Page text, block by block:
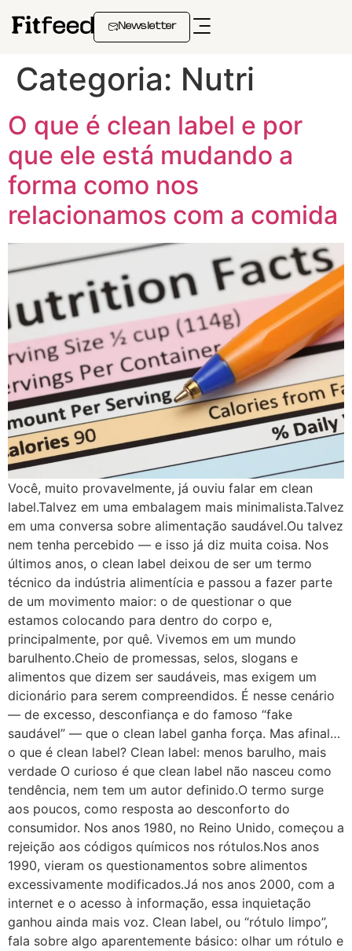
Newsletter
Categoria: Nutri
O que é clean label e por
que ele está mudando a
forma como nos
relacionamos com a comida
Você, muito provavelmente, já ouviu falar em clean
label.Talvez em uma embalagem mais minimalista.Talvez
em uma conversa sobre alimentação saudável.Ou talvez
nem tenha percebido — e isso já diz muita coisa. Nos
últimos anos, o clean label deixou de ser um termo
técnico da indústria alimentícia e passou a fazer parte
de um movimento maior: o de questionar o que
estamos colocando para dentro do corpo e,
principalmente, por quê. Vivemos em um mundo
barulhento.Cheio de promessas, selos, slogans e
alimentos que dizem ser saudáveis, mas exigem um
dicionário para serem compreendidos. É nesse cenário
— de excesso, desconfiança e do famoso “fake
saudável” — que o clean label ganha força. Mas afinal…
o que é clean label? Clean label: menos barulho, mais
verdade O curioso é que clean label não nasceu como
tendência, nem tem um autor definido.O termo surge
aos poucos, como resposta ao desconforto do
consumidor. Nos anos 1980, no Reino Unido, começou a
rejeição aos códigos químicos nos rótulos.Nos anos
1990, vieram os questionamentos sobre alimentos
excessivamente modificados.Já nos anos 2000, com a
internet e o acesso à informação, essa inquietação
ganhou ainda mais voz. Clean label, ou “rótulo limpo”,
fala sobre algo aparentemente básico: olhar um rótulo e